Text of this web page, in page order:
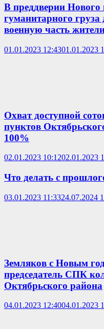
В преддверии
гуманитарного
военную часть
01.01.2023 12:4301.01.2023
Охват доступной
пунктов
100%
02.01.2023 10:1202.01.2023
Что делать с
03.01.2023 11:3324.07.2024
Земляков с Новым
председатель СПК
Октябрьского района
04.01.2023 12:4004.01.2023